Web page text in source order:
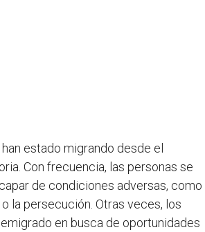
estado migrando desde el
Con frecuencia, las personas se
de condiciones adversas, como
o la persecución. Otras veces, los
en busca de oportunidades